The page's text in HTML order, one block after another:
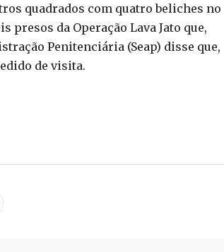
quadrados com quatro beliches no
presos da Operação Lava Jato que,
Penitenciária (Seap) disse que,
de visita.